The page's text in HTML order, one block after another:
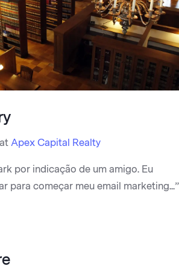
Apex Capital Realty
por indicação de um amigo. Eu
para começar meu email marketing...”